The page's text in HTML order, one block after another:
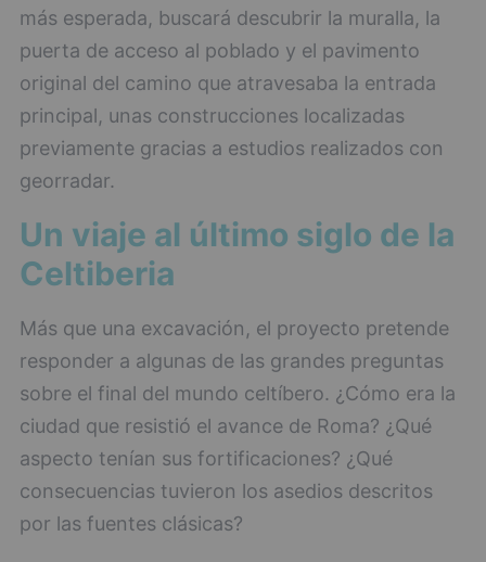
más esperada, buscará descubrir la muralla, la
puerta de acceso al poblado y el pavimento
original del camino que atravesaba la entrada
principal, unas construcciones localizadas
previamente gracias a estudios realizados con
georradar.
Un viaje al último siglo de la
Celtiberia
Más que una excavación, el proyecto pretende
responder a algunas de las grandes preguntas
sobre el final del mundo celtíbero. ¿Cómo era la
ciudad que resistió el avance de Roma? ¿Qué
aspecto tenían sus fortificaciones? ¿Qué
consecuencias tuvieron los asedios descritos
por las fuentes clásicas?